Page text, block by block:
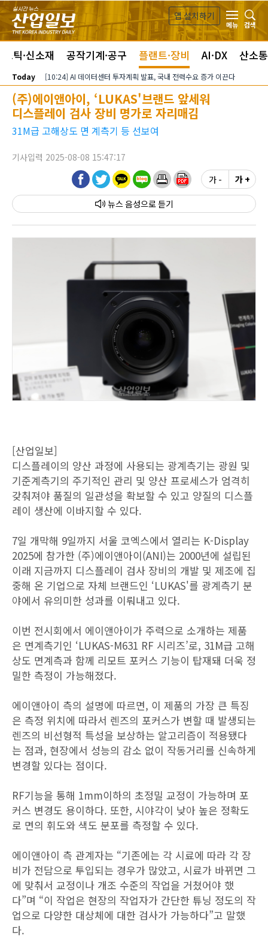
본문 바로가기
앱 설치하기
메뉴
검색
틱·신소재 공작기계·공구 플랜트·장비 AI·DX 산소통
Today [10:24] AI 데이터센터 투자계획 발표, 국내 전력수요 증가 이끈다
(주)에이앤아이, ‘LUKAS'브랜드 앞세워
디스플레이 검사 장비 명가로 자리매김
31M급 고해상도 면 계측기 등 선보여
기사입력 2025-08-08 15:47:17
뉴스 음성
가 - 가 +
[산업일보]
디스플레이의 양산 과정에 사용되는 광계측기는 광원 및
기준계측기의 주기적인 관리 및 양산 프로세스가 엄격히
갖춰져야 품질의 일관성을 확보할 수 있고 양질의 디스플
레이 생산에 이바지할 수 있다.
7일 개막해 9일까지 서울 코엑스에서 열리는 K-Display
2025에 참가한 (주)에이앤아이(ANI)는 2000년에 설립된
이래 지금까지 디스플레이 검사 장비의 개발 및 제조에 집
중해 온 기업으로 자체 브랜드인 ‘LUKAS'를 광계측기 분
야에서 유의미한 성과를 이뤄내고 있다.
이번 전시회에서 에이앤아이가 주력으로 소개하는 제품
은 면계측기인 ‘LUKAS-M631 RF 시리즈’로, 31M급 고해
상도 면계측과 함께 리모트 포커스 기능이 탑재돼 더욱 정
밀한 측정이 가능해졌다.
에이앤아이 측의 설명에 따르면, 이 제품의 가장 큰 특징
은 측정 위치에 따라서 렌즈의 포커스가 변할 때 발생되는
렌즈의 비선형적 특성을 보상하는 알고리즘이 적용됐다
는 점과, 현장에서 성능의 감소 없이 작동거리를 신속하게
변경할 있다는 점이다.
RF기능을 통해 1mm이하의 초정밀 교정이 가능하며 포
커스 변경도 용이하다. 또한, 시야각이 낮아 높은 정확도
로 면의 휘도와 색도 분포를 측정할 수 있다.
에이앤아이 측 관계자는 “기존에는 각 시료에 따라 각 장
비가 전담으로 투입되는 경우가 많았고, 시료가 바뀌면 그
에 맞춰서 교정이나 개조 수준의 작업을 거쳤어야 했
다”며 “이 작업은 현장의 작업자가 간단한 튜닝 정도의 작
업으로 다양한 대상체에 대한 검사가 가능하다”고 말했
다.